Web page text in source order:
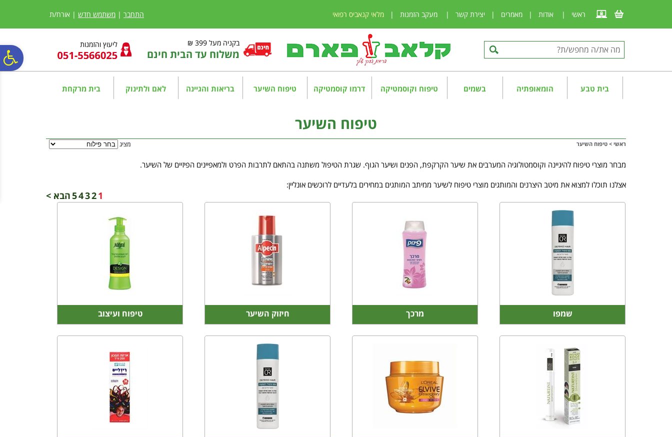
נגישות
אתר
המרכזי
ראשי | אודות | מאמרים | יצירת קשר | מעקב הזמנות | מלאי קנאביס רפואי התחבר | משתמש חדש | אורח/ת
בקניה מעל 399 ₪
משלוח עד הבית חינם
ליעוץ והזמנות
בית טבע הומאופתיה בשמים טיפוח וקוסמטיקה דרמו קוסמטיקה טיפוח השיער בריאות והגיינה לאם ולתינוק בית מרקחת
טיפוח השיער
ראשי > טיפוח השיער מציג
מבחר מוצרי טיפוח להיגיינה וקוסמטולוגיה המערבים את שיער הקרקפת, הפנים ושיער הגוף. שגרת הטיפול משתנה בהתאם לתרבות הפרט ולמאפיינים הפיזיים של השיער.
אצלנו תוכלו למצוא את מיטב היצרנים והמותגים מוצרי טיפוח לשיער ממיתב המותגים במחירים בלעדיים לרוכשים אונליין:
1
2
3
4
5הבא >
שמפו מרכך חיזוק השיער טיפוח ועיצוב